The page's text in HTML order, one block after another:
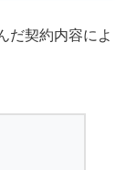
だ契約内容によ